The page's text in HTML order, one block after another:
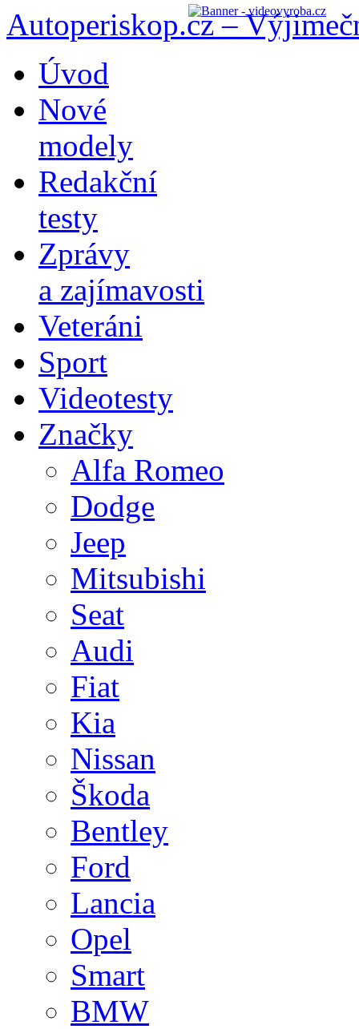
Autoperiskop.cz –
obsahu
webu
Úvod
Nové
modely
Redakční
testy
Zprávy
a zajímavosti
Veteráni
Sport
Videotesty
Značky
Alfa Romeo
Dodge
Jeep
Mitsubishi
Seat
Audi
Fiat
Kia
Nissan
Škoda
Bentley
Ford
Lancia
Opel
Smart
BMW